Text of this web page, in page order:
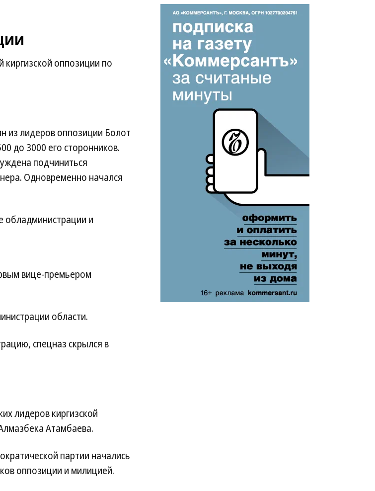
киргизской оппозиции по
из лидеров оппозиции Болот
до 3000 его сторонников.
подчиниться
Одновременно начался
обладминистрации и
вице-премьером
области.
спецназ скрылся в
лидеров киргизской
Атамбаева.
партии начались
оппозиции и милицией.